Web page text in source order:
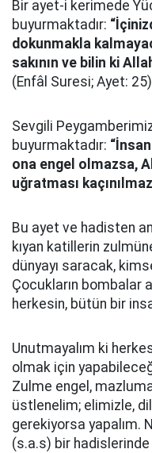
Bir ayet-i kerimede
buyurmaktadır:
dokunmakla
sakının ve bilin ki
(Enfâl Suresi; Ayet: 25)
Sevgili
buyurmaktadır:
ona engel olmazsa,
uğratması
Bu ayet ve hadisten
kıyan katillerin
dünyayı saracak,
Çocukların bombalar
herkesin, bütün bir
Unutmayalım ki
olmak için
Zulme engel,
üstlenelim; elimizle,
gerekiyorsa yapalım.
(s.a.s) bir